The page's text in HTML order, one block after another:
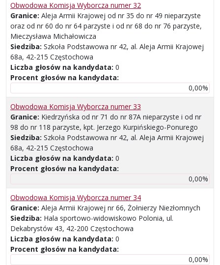
Obwodowa Komisja Wyborcza numer 32
Granice: Aleja Armii Krajowej od nr 35 do nr 49 nieparzyste
oraz od nr 60 do nr 64 parzyste i od nr 68 do nr 76 parzyste,
Mieczysława Michałowicza
Siedziba: Szkoła Podstawowa nr 42, al. Aleja Armii Krajowej
68a, 42-215 Częstochowa
Liczba głosów na kandydata: 0
Procent głosów na kandydata:
0,00%
Obwodowa Komisja Wyborcza numer 33
Granice: Kiedrzyńska od nr 71 do nr 87A nieparzyste i od nr
98 do nr 118 parzyste, kpt. Jerzego Kurpińskiego-Ponurego
Siedziba: Szkoła Podstawowa nr 42, al. Aleja Armii Krajowej
68a, 42-215 Częstochowa
Liczba głosów na kandydata: 0
Procent głosów na kandydata:
0,00%
Obwodowa Komisja Wyborcza numer 34
Granice: Aleja Armii Krajowej nr 66, Żołnierzy Niezłomnych
Siedziba: Hala sportowo-widowiskowo Polonia, ul.
Dekabrystów 43, 42-200 Częstochowa
Liczba głosów na kandydata: 0
Procent głosów na kandydata:
0,00%